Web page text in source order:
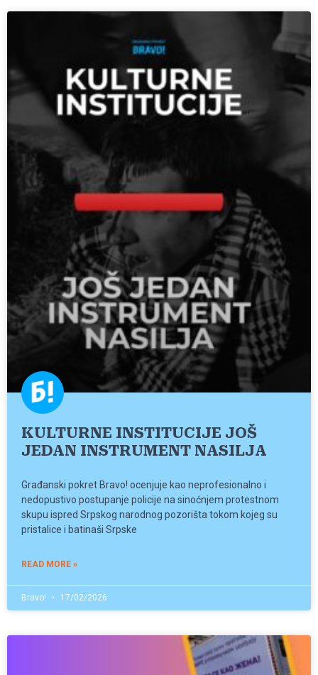
KULTURNE INSTITUCIJE JOŠ
JEDAN INSTRUMENT NASILJA
Građanski pokret Bravo! ocenjuje kao neprofesionalno i
nedopustivo postupanje policije na sinoćnjem protestnom
skupu ispred Srpskog narodnog pozorišta tokom kojeg su
pristalice i batinaši Srpske
READ MORE »
Bravo! 17/02/2026